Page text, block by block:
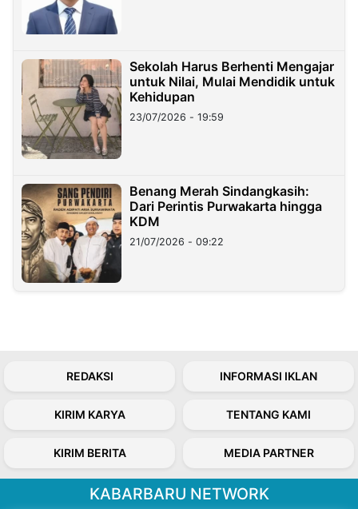
Sekolah Harus Berhenti Mengajar
untuk Nilai, Mulai Mendidik untuk
Kehidupan
23/07/2026 - 19:59
Benang Merah Sindangkasih:
Dari Perintis Purwakarta hingga
KDM
21/07/2026 - 09:22
REDAKSI INFORMASI IKLAN
KIRIM KARYA TENTANG KAMI
KIRIM BERITA MEDIA PARTNER
KABARBARU NETWORK